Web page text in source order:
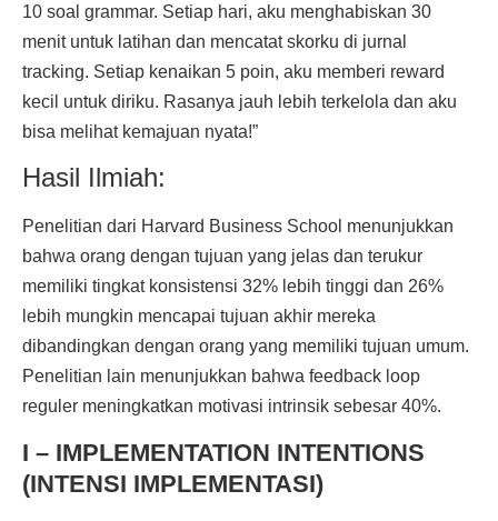
10 soal grammar. Setiap hari, aku menghabiskan 30
menit untuk latihan dan mencatat skorku di jurnal
tracking. Setiap kenaikan 5 poin, aku memberi reward
kecil untuk diriku. Rasanya jauh lebih terkelola dan aku
bisa melihat kemajuan nyata!”
Hasil Ilmiah:
Penelitian dari Harvard Business School menunjukkan
bahwa orang dengan tujuan yang jelas dan terukur
memiliki tingkat konsistensi 32% lebih tinggi dan 26%
lebih mungkin mencapai tujuan akhir mereka
dibandingkan dengan orang yang memiliki tujuan umum.
Penelitian lain menunjukkan bahwa feedback loop
reguler meningkatkan motivasi intrinsik sebesar 40%.
I – IMPLEMENTATION INTENTIONS
(INTENSI IMPLEMENTASI)